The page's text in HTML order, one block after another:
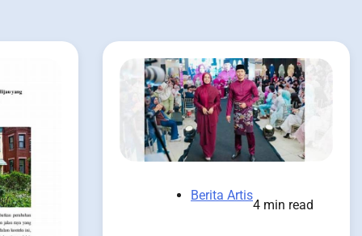
Berita Artis
4 min read